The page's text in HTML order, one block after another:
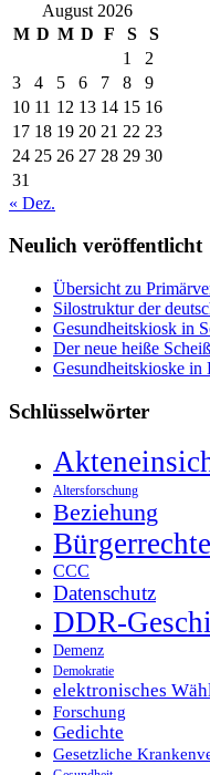
August 2026
M D M D F S
S
1
2
3
4 5 6 7 8
9
10 11 12 13 14 15 16
17 18 19 20 21 22 23
24 25 26 27 28 29 30
31
« Dez.
Neulich veröffentlicht
Übersicht zu
Silostruktur der
Gesundheitskiosk in
Der neue heiße
Gesundheitskioske in
Schlüsselwörter
Altersforschung
Beziehung
Bürgerrechte
CCC
Datenschutz
DDR-
Demenz
Demokratie
elektronisches
Forschung
Gedichte
Gesetzliche